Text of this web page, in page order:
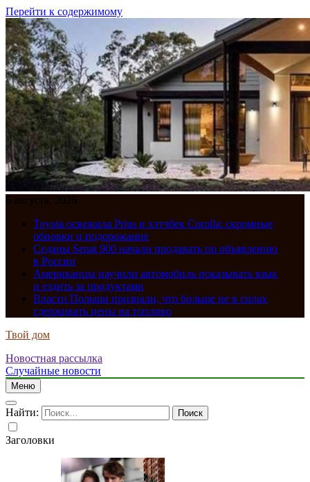
Перейти к содержимому
6 августа, 2026
Toyota освежила Prius и хэтчбек Corolla: скромные
обновки и подорожание
Седаны Senat 900 начали продавать по объявлению
в России
Американцы научили автомобиль показывать язык
и ездить за продуктами
Власти Польши признали, что больше не в силах
сдерживать цены на топливо
Твой дом
Новостная рассылка
Случайные новости
Меню
Найти:
Заголовки